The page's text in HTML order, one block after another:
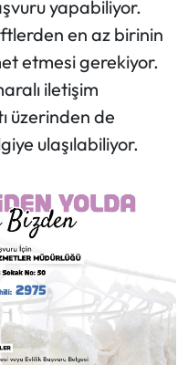
yapabiliyor.
en az birinin
etmesi gerekiyor.
iletişim
üzerinden de
ulaşılabiliyor.